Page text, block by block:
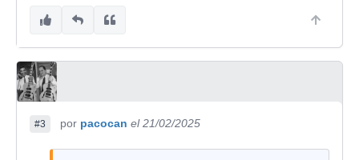
#3 por pacocan el 21/02/2025